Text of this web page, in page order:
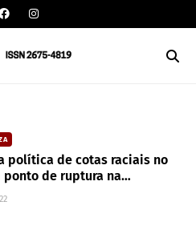
política de cotas raciais no
ponto de ruptura na